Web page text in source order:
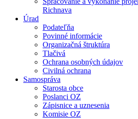
Richnava
Úrad
Podateľňa
Povinné informácie
Organizačná štruktúra
Tlačivá
Ochrana osobných údajov
Civilná ochrana
Samospráva
Starosta obce
Poslanci OZ
Zápisnice a uznesenia
Komisie OZ